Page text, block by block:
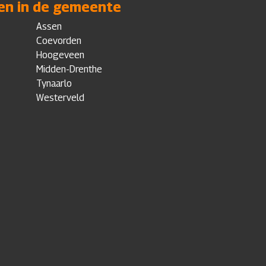
in de gemeente
Assen
Coevorden
Hoogeveen
Midden-Drenthe
Tynaarlo
Westerveld